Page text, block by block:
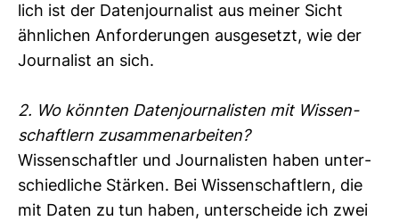
lich ist der Daten­jour­na­list aus meiner Sicht
ähn­li­chen Anfor­de­rungen aus­ge­setzt, wie der
Jour­na­list an sich.
2. Wo könnten Daten­jour­na­listen mit Wis­sen­
schaft­lern zusam­men­ar­beiten?
Wis­sen­schaftler und Jour­na­listen haben unter­
schied­liche Stärken. Bei Wis­sen­schaft­lern, die
mit Daten zu tun haben, unter­scheide ich zwei